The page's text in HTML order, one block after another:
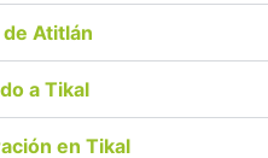
Atitlán
a Tikal
en Tikal